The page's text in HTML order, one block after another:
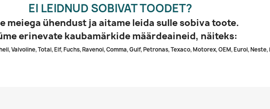
EI LEIDNUD SOBIVAT TOODET?
meiega ühendust ja aitame leida sulle sobiva toote.
erinevate kaubamärkide määrdeaineid, näiteks:
Valvoline, Total, Elf, Fuchs, Ravenol, Comma, Gulf, Petronas, Texaco, Motorex, OEM, Eurol,